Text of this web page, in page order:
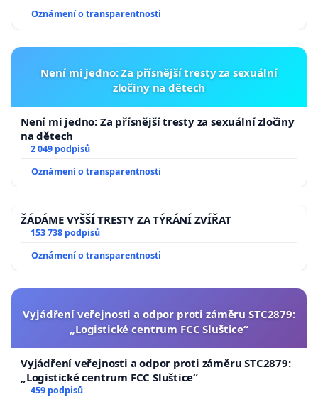
Oznámení o transparentnosti
Není mi jedno: Za přísnější tresty za sexuální
zločiny na dětech
Není mi jedno: Za přísnější tresty za sexuální zločiny
na dětech
2 049 podpisů
Oznámení o transparentnosti
ŽÁDÁME VYŠŠÍ TRESTY ZA TÝRÁNÍ ZVÍŘAT
153 738 podpisů
Oznámení o transparentnosti
Vyjádření veřejnosti a odpor proti záměru STC2879:
„Logistické centrum FCC Sluštice“
Vyjádření veřejnosti a odpor proti záměru STC2879:
„Logistické centrum FCC Sluštice“
459 podpisů